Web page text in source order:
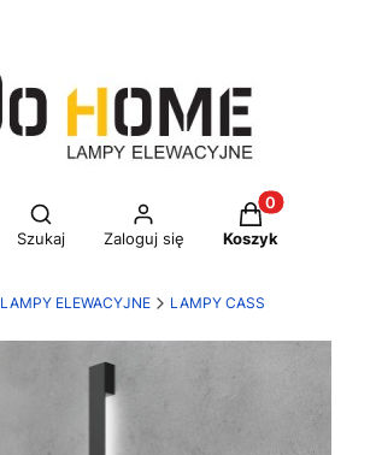
Otwórz wyszukiwarkę
Szukaj Zaloguj się
Produkty w
Koszyk
LAMPY ELEWACYJNE LAMPY CASS